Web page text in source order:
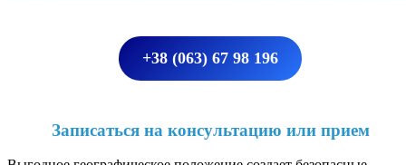
+38 (063) 67 98 196
Записаться на консультацию или прием